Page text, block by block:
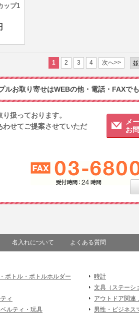
ップ1
1 2 3 4 次へ>>
ルお取り寄せはWEBの他・電話・FAXで
扱っております。
わせてご提案させていただ
メ
お
名入れについて よくある質問
ボトル・ボトルホルダー
時計
文具（ステーシ
ィ
アウトドア関連
ルティ・玩具 男性・ビジネス